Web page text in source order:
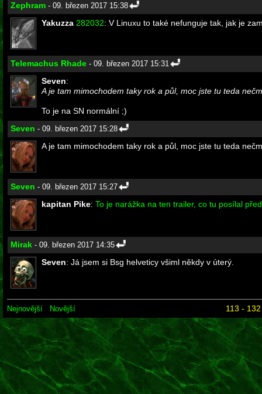
Zephram - 09. březen 2017 15:38
Yakuzza 282032: V Linuxu to také nefunguje tak, jak je
Telemachus Rhade - 09. březen 2017 15:31
Seven:
A je tam mimochodem taky rok a půl, moc jste tu teda
To je na SN normální ;)
Seven - 09. březen 2017 15:28
A je tam mimochodem taky rok a půl, moc jste tu teda
Seven - 09. březen 2017 15:27
kapitan Pike: To je narážka na ten trailer, co tu posílal
Mirak - 09. březen 2017 14:35
Seven: Já jsem si Bsg helveticy všiml někdy v úterý.
Nejnovější Novější 113 -